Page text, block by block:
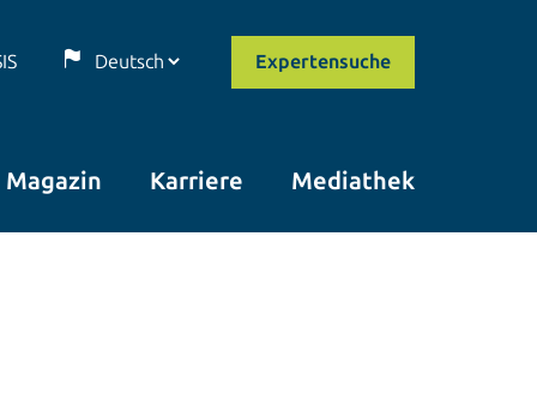
Expertensuche
Magazin Karriere Mediathek